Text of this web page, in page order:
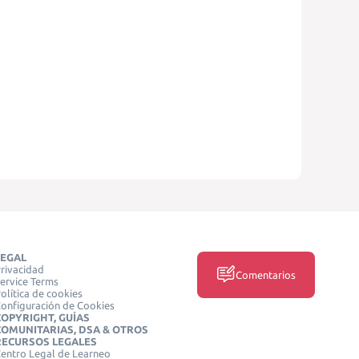
Terms
de cookies
de Cookies
GUÍAS
DSA & OTROS
LEGALES
Legal de Learneo
Comentarios